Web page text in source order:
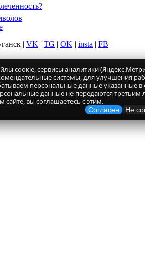
| VK | TG | OK | insta | FB
соокіе, сервисы аналитики
системы, для улучшения
персональные данные указанные
данные не передаются третьим
сайте, вы соглашаетесь с этим.
Согласен Не